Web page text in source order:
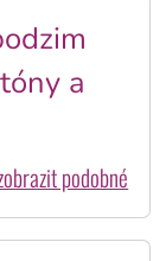
a
podobné